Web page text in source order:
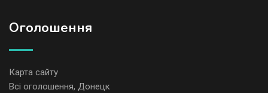
Оголошення
Карта сайту
Всі оголошення, Донецк